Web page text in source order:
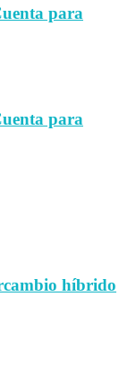
para
para
híbrido